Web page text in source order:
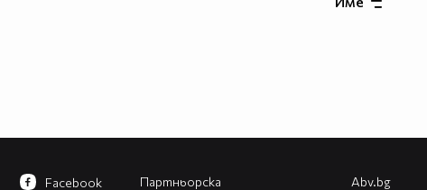
Партньорска
Facebook Abv.bg